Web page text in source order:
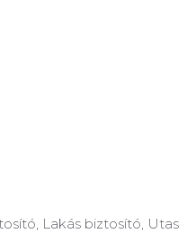
Lakás biztosító, Utas